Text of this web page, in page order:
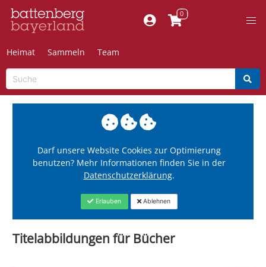
Heimat Sammeln Team
Darf unsere Website Cookies zur Optimierung
benutzen? Mehr Informationen finden Sie in der
Datenschutzerklärung.
Erlauben Ablehnen
Titelabbildungen für Bücher